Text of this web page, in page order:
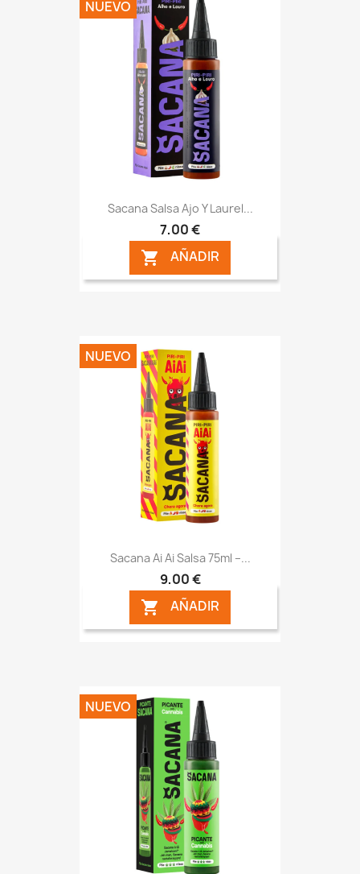
Sacana Salsa Ajo Y Laurel...
7,00 €
 AÑADIR
NUEVO
Sacana Ai Ai Salsa 75ml –...
9,00 €
 AÑADIR
NUEVO
NUEVO